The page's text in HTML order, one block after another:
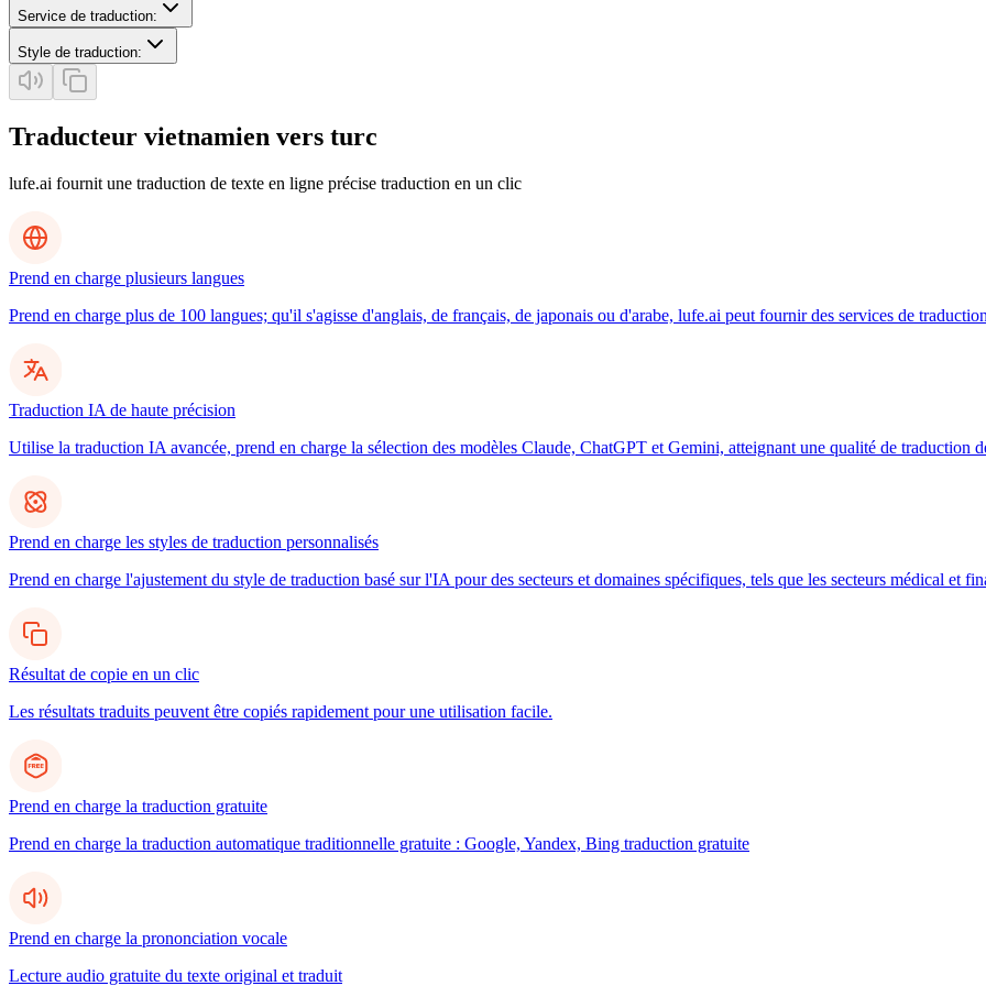
Service de traduction:
Style de traduction:
Traducteur vietnamien vers turc
lufe.ai fournit une traduction de texte en ligne précise traduction en un clic
Prend en charge plusieurs langues
Prend en charge plus de 100 langues; qu'il s'agisse d'anglais, de français, de japonais ou d'arabe, lufe.ai peut fournir des services de
Traduction IA de haute précision
Utilise la traduction IA avancée, prend en charge la sélection des modèles Claude, ChatGPT et Gemini, atteignant une qualité de traduction
Prend en charge les styles de traduction personnalisés
Prend en charge l'ajustement du style de traduction basé sur l'IA pour des secteurs et domaines spécifiques, tels que les secteurs médical et
Résultat de copie en un clic
Les résultats traduits peuvent être copiés rapidement pour une utilisation facile.
Prend en charge la traduction gratuite
Prend en charge la traduction automatique traditionnelle gratuite : Google, Yandex, Bing traduction gratuite
Prend en charge la prononciation vocale
Lecture audio gratuite du texte original et traduit